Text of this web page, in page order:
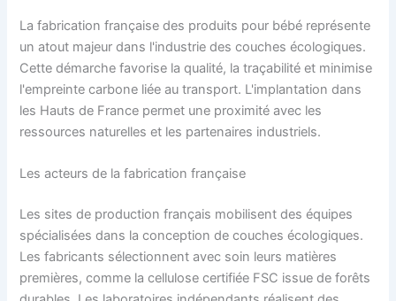
La fabrication française des produits pour bébé représente
un atout majeur dans l'industrie des couches écologiques.
Cette démarche favorise la qualité, la traçabilité et minimise
l'empreinte carbone liée au transport. L'implantation dans
les Hauts de France permet une proximité avec les
ressources naturelles et les partenaires industriels.
Les acteurs de la fabrication française
Les sites de production français mobilisent des équipes
spécialisées dans la conception de couches écologiques.
Les fabricants sélectionnent avec soin leurs matières
premières, comme la cellulose certifiée FSC issue de forêts